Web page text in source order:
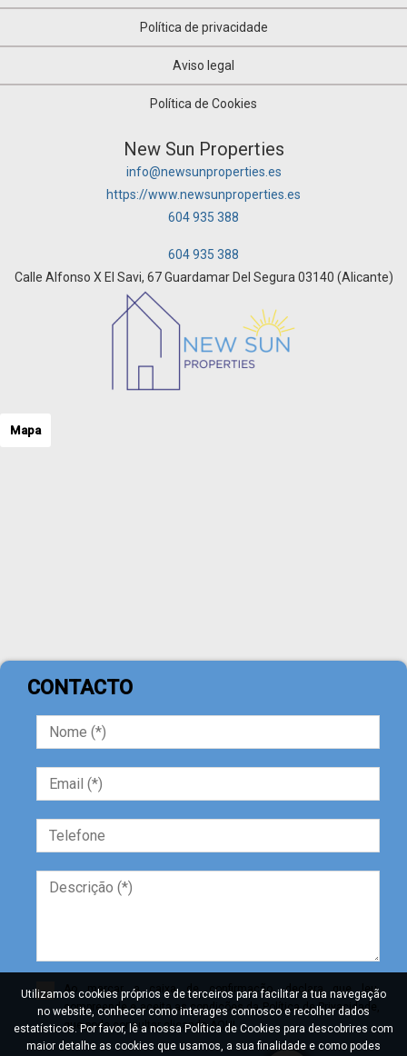
Política de privacidade
Aviso legal
Política de Cookies
New Sun Properties
info@newsunproperties.es
https://www.newsunproperties.es
604 935 388
604 935 388
Calle Alfonso X El Savi, 67 Guardamar Del Segura 03140 (Alicante)
Mapa
CONTACTO
Ao marcar a caixa de confirmação, declara que leu,
compreende e aceita as condições da Política de Privacidade,
que pode consultar clicando AQUI.
Utilizamos cookies próprios e de terceiros para facilitar a tua navegação
no website, conhecer como interages connosco e recolher dados
estatísticos. Por favor, lê a nossa Política de Cookies para descobrires com
maior detalhe as cookies que usamos, a sua finalidade e como podes